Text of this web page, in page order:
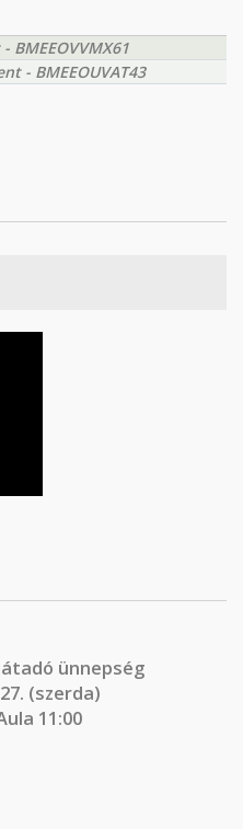
- BMEEOUVAT43
ünnepség
(szerda)
11:00